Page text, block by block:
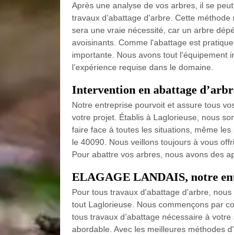
Après une analyse de vos arbres, il se
travaux d’abattage d'arbre. Cette
sera une vraie nécessité, car un arbre
avoisinants. Comme l'abattage est
importante. Nous avons tout l'équipement
l’expérience requise dans le domaine.
Intervention en abattage
Notre entreprise pourvoit et assure tous
votre projet. Établis à Laglorieuse, nous
faire face à toutes les situations, même
le 40090. Nous veillons toujours à vous
Pour abattre vos arbres, nous avons des
ELAGAGE LANDAIS, notre
Pour tous travaux d'abattage d'arbre,
tout Laglorieuse. Nous commençons par
tous travaux d’abattage nécessaire à
abordable. Avec les meilleures méthodes